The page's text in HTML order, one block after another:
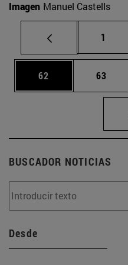
Imagen Manuel Castells
Página
1
Página
62 Página
63
BUSCADOR NOTICIAS
Desde